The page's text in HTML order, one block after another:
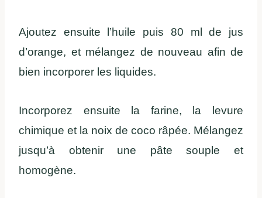
Ajoutez ensuite l’huile puis 80 ml de jus
d’orange, et mélangez de nouveau afin de
bien incorporer les liquides.
Incorporez ensuite la farine, la levure
chimique et la noix de coco râpée. Mélangez
jusqu’à obtenir une pâte souple et
homogène.